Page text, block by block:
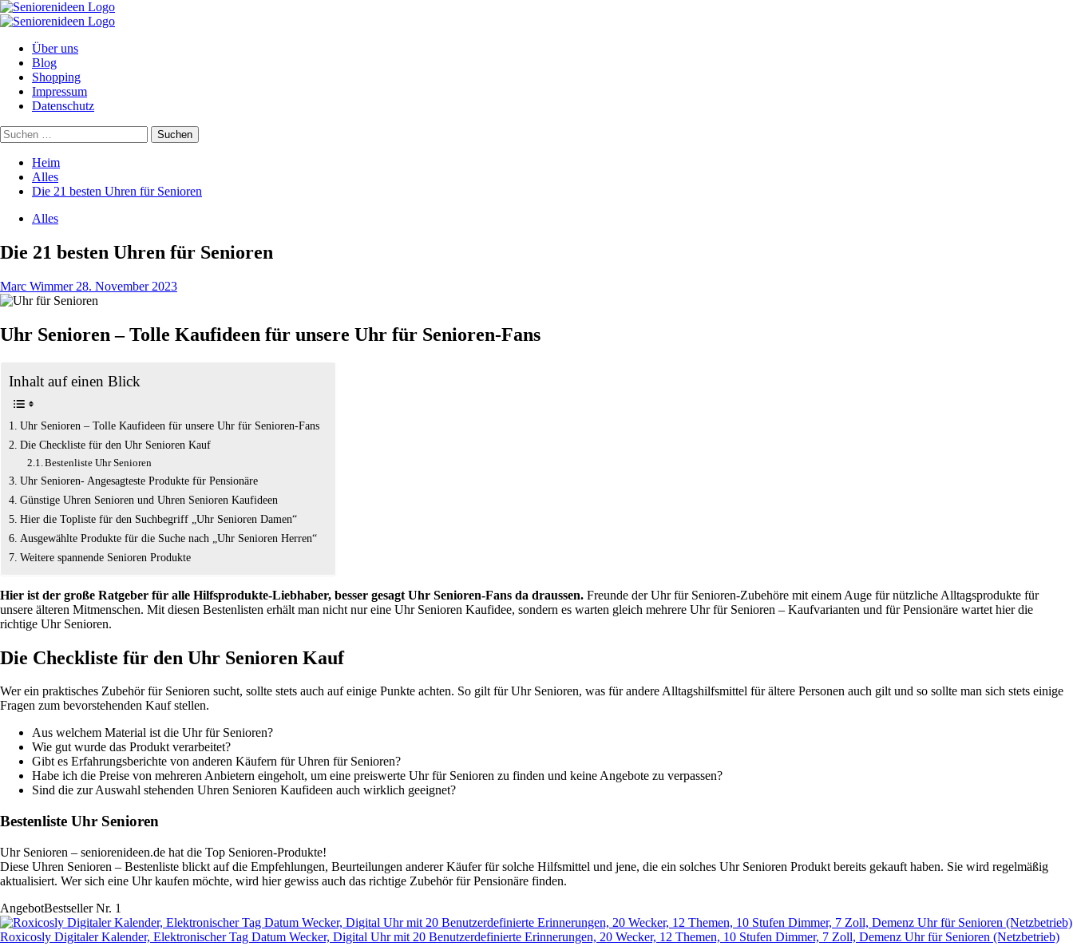
Zum
Inhalt
Primäres
Über uns
Blog
Shopping
Impressum
Datenschutz
Suchen
nach:
Heim
Alles
Die 21 besten Uhren für Senioren
Alles
Die 21 besten Uhren für Senioren
Marc Wimmer 28. November 2023
Uhr Senioren – Tolle Kaufideen für unsere Uhr für Senioren-Fans
Inhalt auf einen Blick
Uhr Senioren – Tolle Kaufideen für unsere Uhr für Senioren-Fans
Die Checkliste für den Uhr Senioren Kauf
Bestenliste Uhr Senioren
Uhr Senioren- Angesagteste Produkte für Pensionäre
Günstige Uhren Senioren und Uhren Senioren Kaufideen
Hier die Topliste für den Suchbegriff „Uhr Senioren Damen“
Ausgewählte Produkte für die Suche nach „Uhr Senioren Herren“
Weitere spannende Senioren Produkte
Hier ist der große Ratgeber für alle Hilfsprodukte-Liebhaber, besser gesagt Uhr Senioren-Fans da draussen. Freunde der Uhr für Senioren-Zubehöre mit einem Auge für nützliche Alltagsprodukte für
unsere älteren Mitmenschen. Mit diesen Bestenlisten erhält man nicht nur eine Uhr Senioren Kaufidee, sondern es warten gleich mehrere Uhr für Senioren – Kaufvarianten und für Pensionäre wartet hier die
richtige Uhr Senioren.
Die Checkliste für den Uhr Senioren Kauf
Wer ein praktisches Zubehör für Senioren sucht, sollte stets auch auf einige Punkte achten. So gilt für Uhr Senioren, was für andere Alltagshilfsmittel für ältere Personen auch gilt und so sollte man sich stets einige
Fragen zum bevorstehenden Kauf stellen.
Aus welchem Material ist die Uhr für Senioren?
Wie gut wurde das Produkt verarbeitet?
Gibt es Erfahrungsberichte von anderen Käufern für Uhren für Senioren?
Habe ich die Preise von mehreren Anbietern eingeholt, um eine preiswerte Uhr für Senioren zu finden und keine Angebote zu verpassen?
Sind die zur Auswahl stehenden Uhren Senioren Kaufideen auch wirklich geeignet?
Bestenliste Uhr Senioren
Uhr Senioren – seniorenideen.de hat die Top Senioren-Produkte!
Diese Uhren Senioren – Bestenliste blickt auf die Empfehlungen, Beurteilungen anderer Käufer für solche Hilfsmittel und jene, die ein solches Uhr Senioren Produkt bereits gekauft haben. Sie wird regelmäßig
aktualisiert. Wer sich eine Uhr kaufen möchte, wird hier gewiss auch das richtige Zubehör für Pensionäre finden.
AngebotBestseller Nr. 1
Roxicosly Digitaler Kalender, Elektronischer Tag Datum Wecker, Digital Uhr mit 20 Benutzerdefinierte Erinnerungen, 20 Wecker, 12 Themen, 10 Stufen Dimmer, 7 Zoll, Demenz Uhr für Senioren (Netzbetrieb)